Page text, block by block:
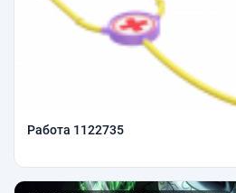
Работа 1122735